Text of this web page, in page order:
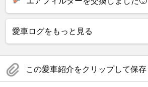
愛車ログをもっと見る
この愛車紹介をクリップして保存